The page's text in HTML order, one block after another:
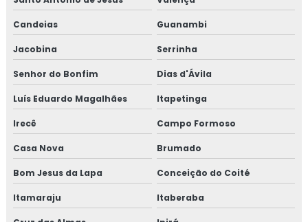
Candeias Guanambi
Jacobina Serrinha
Senhor do Bonfim Dias d'Ávila
Luís Eduardo Magalhães Itapetinga
Irecê Campo Formoso
Casa Nova Brumado
Bom Jesus da Lapa Conceição do Coité
Itamaraju Itaberaba